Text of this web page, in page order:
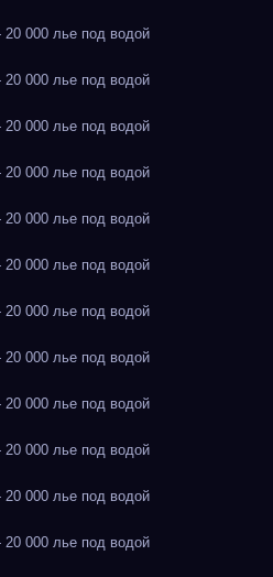
000 лье под водой
000 лье под водой
000 лье под водой
000 лье под водой
000 лье под водой
000 лье под водой
000 лье под водой
000 лье под водой
000 лье под водой
000 лье под водой
000 лье под водой
000 лье под водой